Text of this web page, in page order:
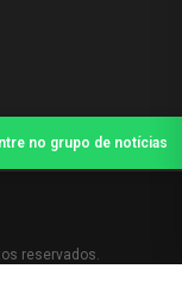
reservados.
no grupo de notícias